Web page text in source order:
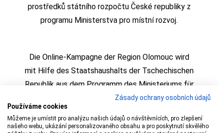
prostředků státního rozpočtu České republiky z
programu Ministerstva pro místní rozvoj.
Die Online-Kampagne der Region Olomouc wird
mit Hilfe des Staatshaushalts der Tschechischen
Republik aus dem Programm des Ministeriums für
regionale Entwicklung realisiertZásady ochrany osobních údajů
Používáme cookies
Můžeme je umístit pro analýzu našich údajů o návštěvnících, pro zlepšení
našeho webu, ukázání personalizovaného obsahu a pro poskytnutí skvělého